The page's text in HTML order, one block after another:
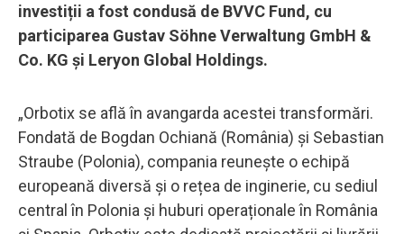
investiții a fost condusă de BVVC Fund, cu
participarea Gustav Söhne Verwaltung GmbH &
Co. KG și Leryon Global Holdings.
„Orbotix se află în avangarda acestei transformări.
Fondată de Bogdan Ochiană (România) și Sebastian
Straube (Polonia), compania reunește o echipă
europeană diversă și o rețea de inginerie, cu sediul
central în Polonia și huburi operaționale în România